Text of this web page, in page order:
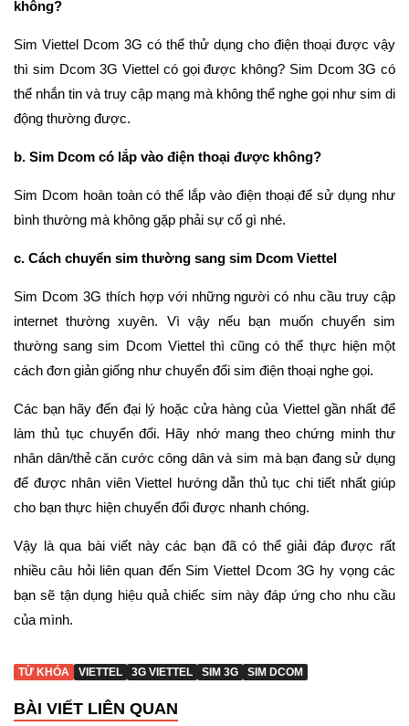
không?
Sim Viettel Dcom 3G có thể thử dụng cho điện thoại được vậy
thì sim Dcom 3G Viettel có gọi được không? Sim Dcom 3G có
thể nhắn tin và truy cập mạng mà không thể nghe gọi như sim di
động thường được.
b. Sim Dcom có lắp vào điện thoại được không?
Sim Dcom hoàn toàn có thể lắp vào điện thoại để sử dụng như
bình thường mà không gặp phải sự cố gì nhé.
c. Cách chuyển sim thường sang sim Dcom Viettel
Sim Dcom 3G thích hợp với những người có nhu cầu truy cập
internet thường xuyên. Vì vậy nếu bạn muốn chuyển sim
thường sang sim Dcom Viettel thì cũng có thể thực hiện một
cách đơn giản giống như chuyển đổi sim điện thoại nghe gọi.
Các bạn hãy đến đại lý hoặc cửa hàng của Viettel gần nhất để
làm thủ tục chuyển đổi. Hãy nhớ mang theo chứng minh thư
nhân dân/thẻ căn cước công dân và sim mà bạn đang sử dụng
để được nhân viên Viettel hướng dẫn thủ tục chi tiết nhất giúp
cho bạn thực hiện chuyển đổi được nhanh chóng.
Vậy là qua bài viết này các bạn đã có thể giải đáp được rất
nhiều câu hỏi liên quan đến Sim Viettel Dcom 3G hy vọng các
bạn sẽ tận dụng hiệu quả chiếc sim này đáp ứng cho nhu cầu
của mình.
TỪ KHÓA VIETTEL 3G VIETTEL SIM 3G SIM DCOM
BÀI VIẾT LIÊN QUAN